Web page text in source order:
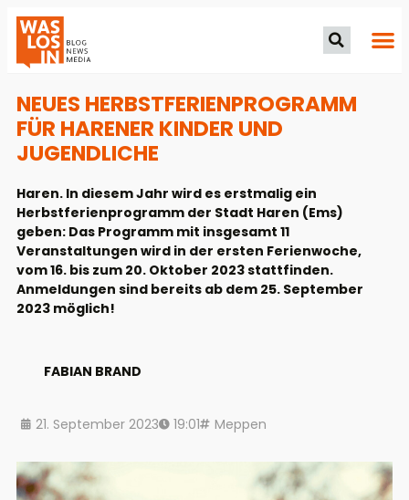
NEUES HERBSTFERIENPROGRAMM
FÜR HARENER KINDER UND
JUGENDLICHE
Haren. In diesem Jahr wird es erstmalig ein
Herbstferienprogramm der Stadt Haren (Ems)
geben: Das Programm mit insgesamt 11
Veranstaltungen wird in der ersten Ferienwoche,
vom 16. bis zum 20. Oktober 2023 stattfinden.
Anmeldungen sind bereits ab dem 25. September
2023 möglich!
FABIAN BRAND
21. September 2023 19:01 Meppen